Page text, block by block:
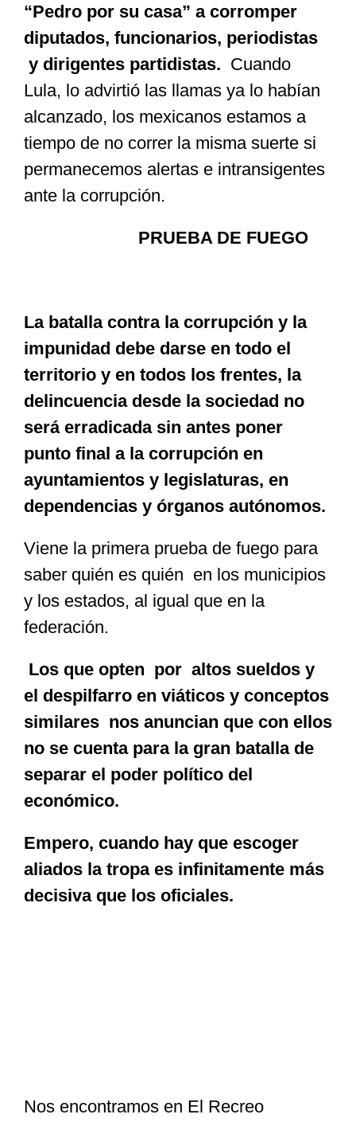
“Pedro por su casa” a corromper
diputados, funcionarios, periodistas
y dirigentes partidistas. Cuando
Lula, lo advirtió las llamas ya lo habían
alcanzado, los mexicanos estamos a
tiempo de no correr la misma suerte si
permanecemos alertas e intransigentes
ante la corrupción.
PRUEBA DE FUEGO
La batalla contra la corrupción y la
impunidad debe darse en todo el
territorio y en todos los frentes, la
delincuencia desde la sociedad no
será erradicada sin antes poner
punto final a la corrupción en
ayuntamientos y legislaturas, en
dependencias y órganos autónomos.
Viene la primera prueba de fuego para
saber quién es quién en los municipios
y los estados, al igual que en la
federación.
Los que opten por altos sueldos y
el despilfarro en viáticos y conceptos
similares nos anuncian que con ellos
no se cuenta para la gran batalla de
separar el poder político del
económico.
Empero, cuando hay que escoger
aliados la tropa es infinitamente más
decisiva que los oficiales.
Nos encontramos en El Recreo